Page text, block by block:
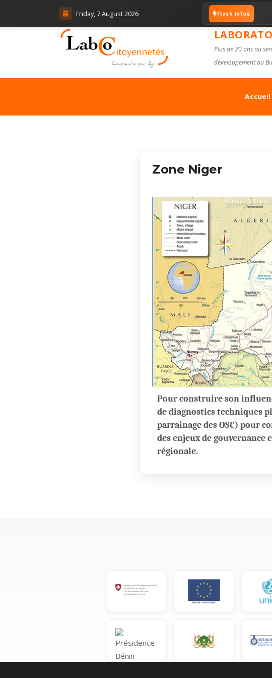
Friday, 7 August 2026 Flash infos
Plus de 20 ans au
développement au
Accueil
Zone Niger
Pour construire son
de diagnostics techniques
parrainage des OSC) pour
des enjeux de gouvernance
régionale.